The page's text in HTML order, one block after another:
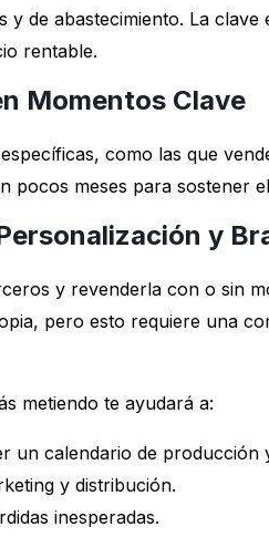
y de abastecimiento. La
rentable.
Momentos Clave
como las que
pocos meses para sostener
y
y revenderla con o sin
pero esto requiere una
metiendo te ayudará a:
un calendario de producción
y distribución.
inesperadas.